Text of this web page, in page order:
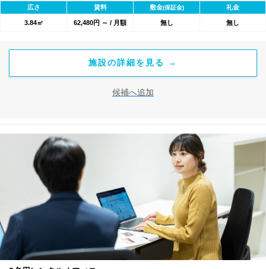
広さ 賃料 敷金(保証金) 礼金
3.84㎡ 62,480円 ～ / 月額 無し 無し
施設の詳細を見る →
候補へ追加